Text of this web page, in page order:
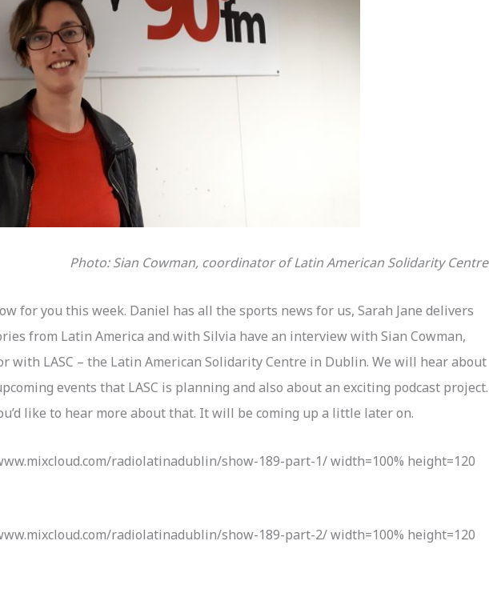
Photo: Sian Cowman, coordinator of Latin American Solidarity Centre
for you this week. Daniel has all the sports news for us, Sarah Jane delivers
from Latin America and with Silvia have an interview with Sian Cowman,
with LASC – the Latin American Solidarity Centre in Dublin. We will hear about
events that LASC is planning and also about an exciting podcast project.
like to hear more about that. It will be coming up a little later on.
radiolatinadublin/show-189-part-1/ width=100% height=120
radiolatinadublin/show-189-part-2/ width=100% height=120